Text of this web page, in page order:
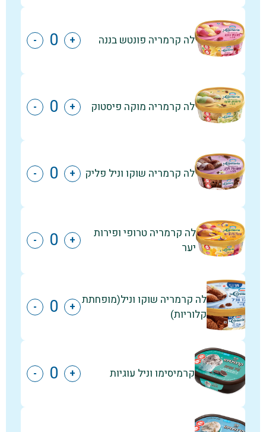
לה קרמריה פונטש בננה +
-
לה קרמריה מוקה פיסטוק +
-
לה קרמריה שוקו וניל פליק +
-
לה קרמריה טרופי ופירות
יער
+
-
לה קרמריה שוקו וניל(מופחתת
קלוריות)
+
-
קרמיסימו וניל עוגיות +
-